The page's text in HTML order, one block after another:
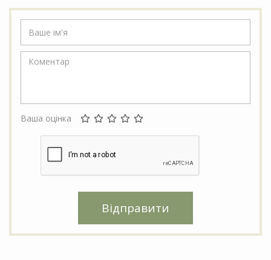
Ваша оцінка
Відправити